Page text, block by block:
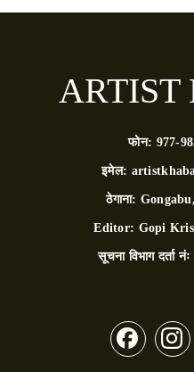
फोन: 977-
इमेल:
ठेगाना:
Editor: Gopi
सूचना विभाग दर्ता नंः